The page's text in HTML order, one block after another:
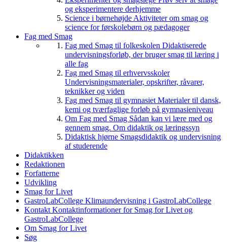
og eksperimentere derhjemme
Science i børnehøjde Aktiviteter om smag og
science for førskolebørn og pædagoger
Fag med Smag
Fag med Smag til folkeskolen Didaktiserede
undervisningsforløb, der bruger smag til læring i
alle fag
Fag med Smag til erhvervsskoler
Undervisningsmaterialer, opskrifter, råvarer,
teknikker og viden
Fag med Smag til gymnasiet Materialer til dansk,
kemi og tværfaglige forløb på gymnasieniveau
Om Fag med Smag Sådan kan vi lære med og
gennem smag. Om didaktik og læringssyn
Didaktisk hjørne Smagsdidaktik og undervisning
af studerende
Didaktikken
Redaktionen
Forfatterne
Udvikling
Smag for Livet
GastroLabCollege Klimaundervisning i GastroLabCollege
Kontakt Kontaktinformationer for Smag for Livet og
GastroLabCollege
Om Smag for Livet
Søg